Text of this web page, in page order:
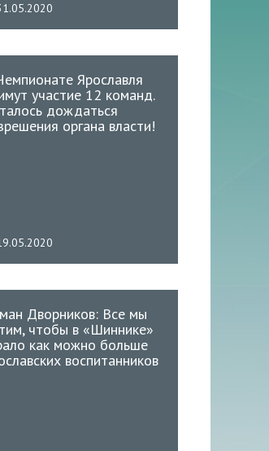
Ярославля
участие 12 команд.
дождаться
органа власти!
Дворников: Все мы
чтобы в «Шиннике»
как можно больше
воспитанников